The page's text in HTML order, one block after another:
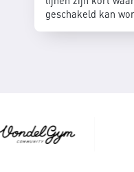
geschakeld kan